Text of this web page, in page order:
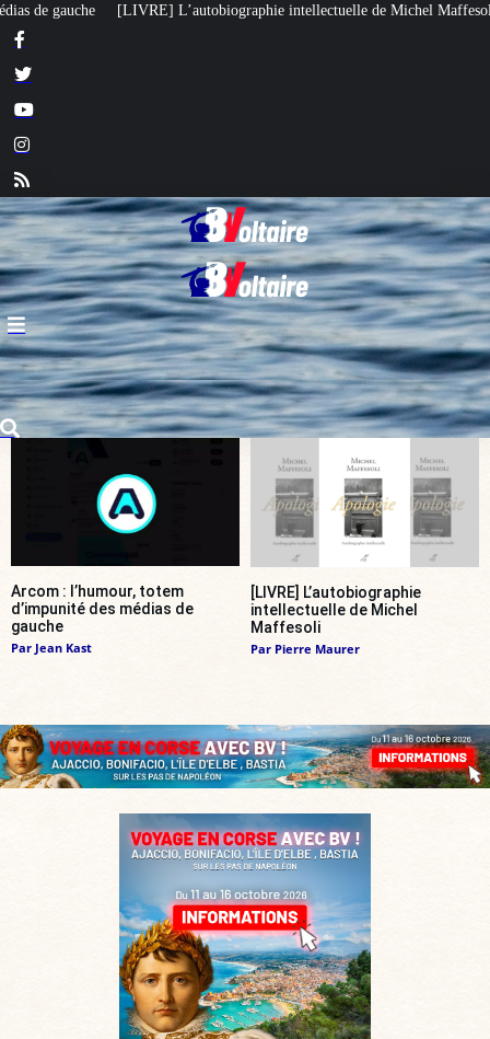
intellectuelle de Michel Maffesoli Pour regagner son influence en
Arcom : l’humour, totem
d’impunité des médias de
gauche
Par Jean Kast
[LIVRE] L’autobiographie
intellectuelle de Michel
Maffesoli
Par Pierre Maurer